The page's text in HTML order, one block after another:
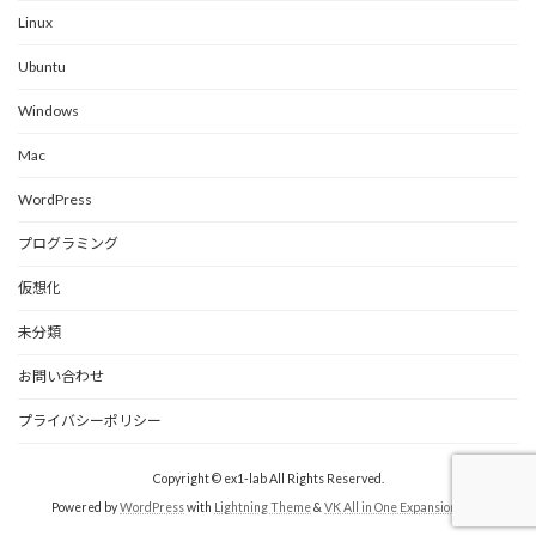
Linux
Ubuntu
Windows
Mac
WordPress
プログラミング
仮想化
未分類
お問い合わせ
プライバシーポリシー
Copyright © ex1-lab All Rights Reserved.
Powered byWordPresswith Lightning Theme& VK All in One Expansion Unit